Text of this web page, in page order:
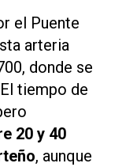
el Puente
arteria
donde se
tiempo de
20 y 40
, aunque